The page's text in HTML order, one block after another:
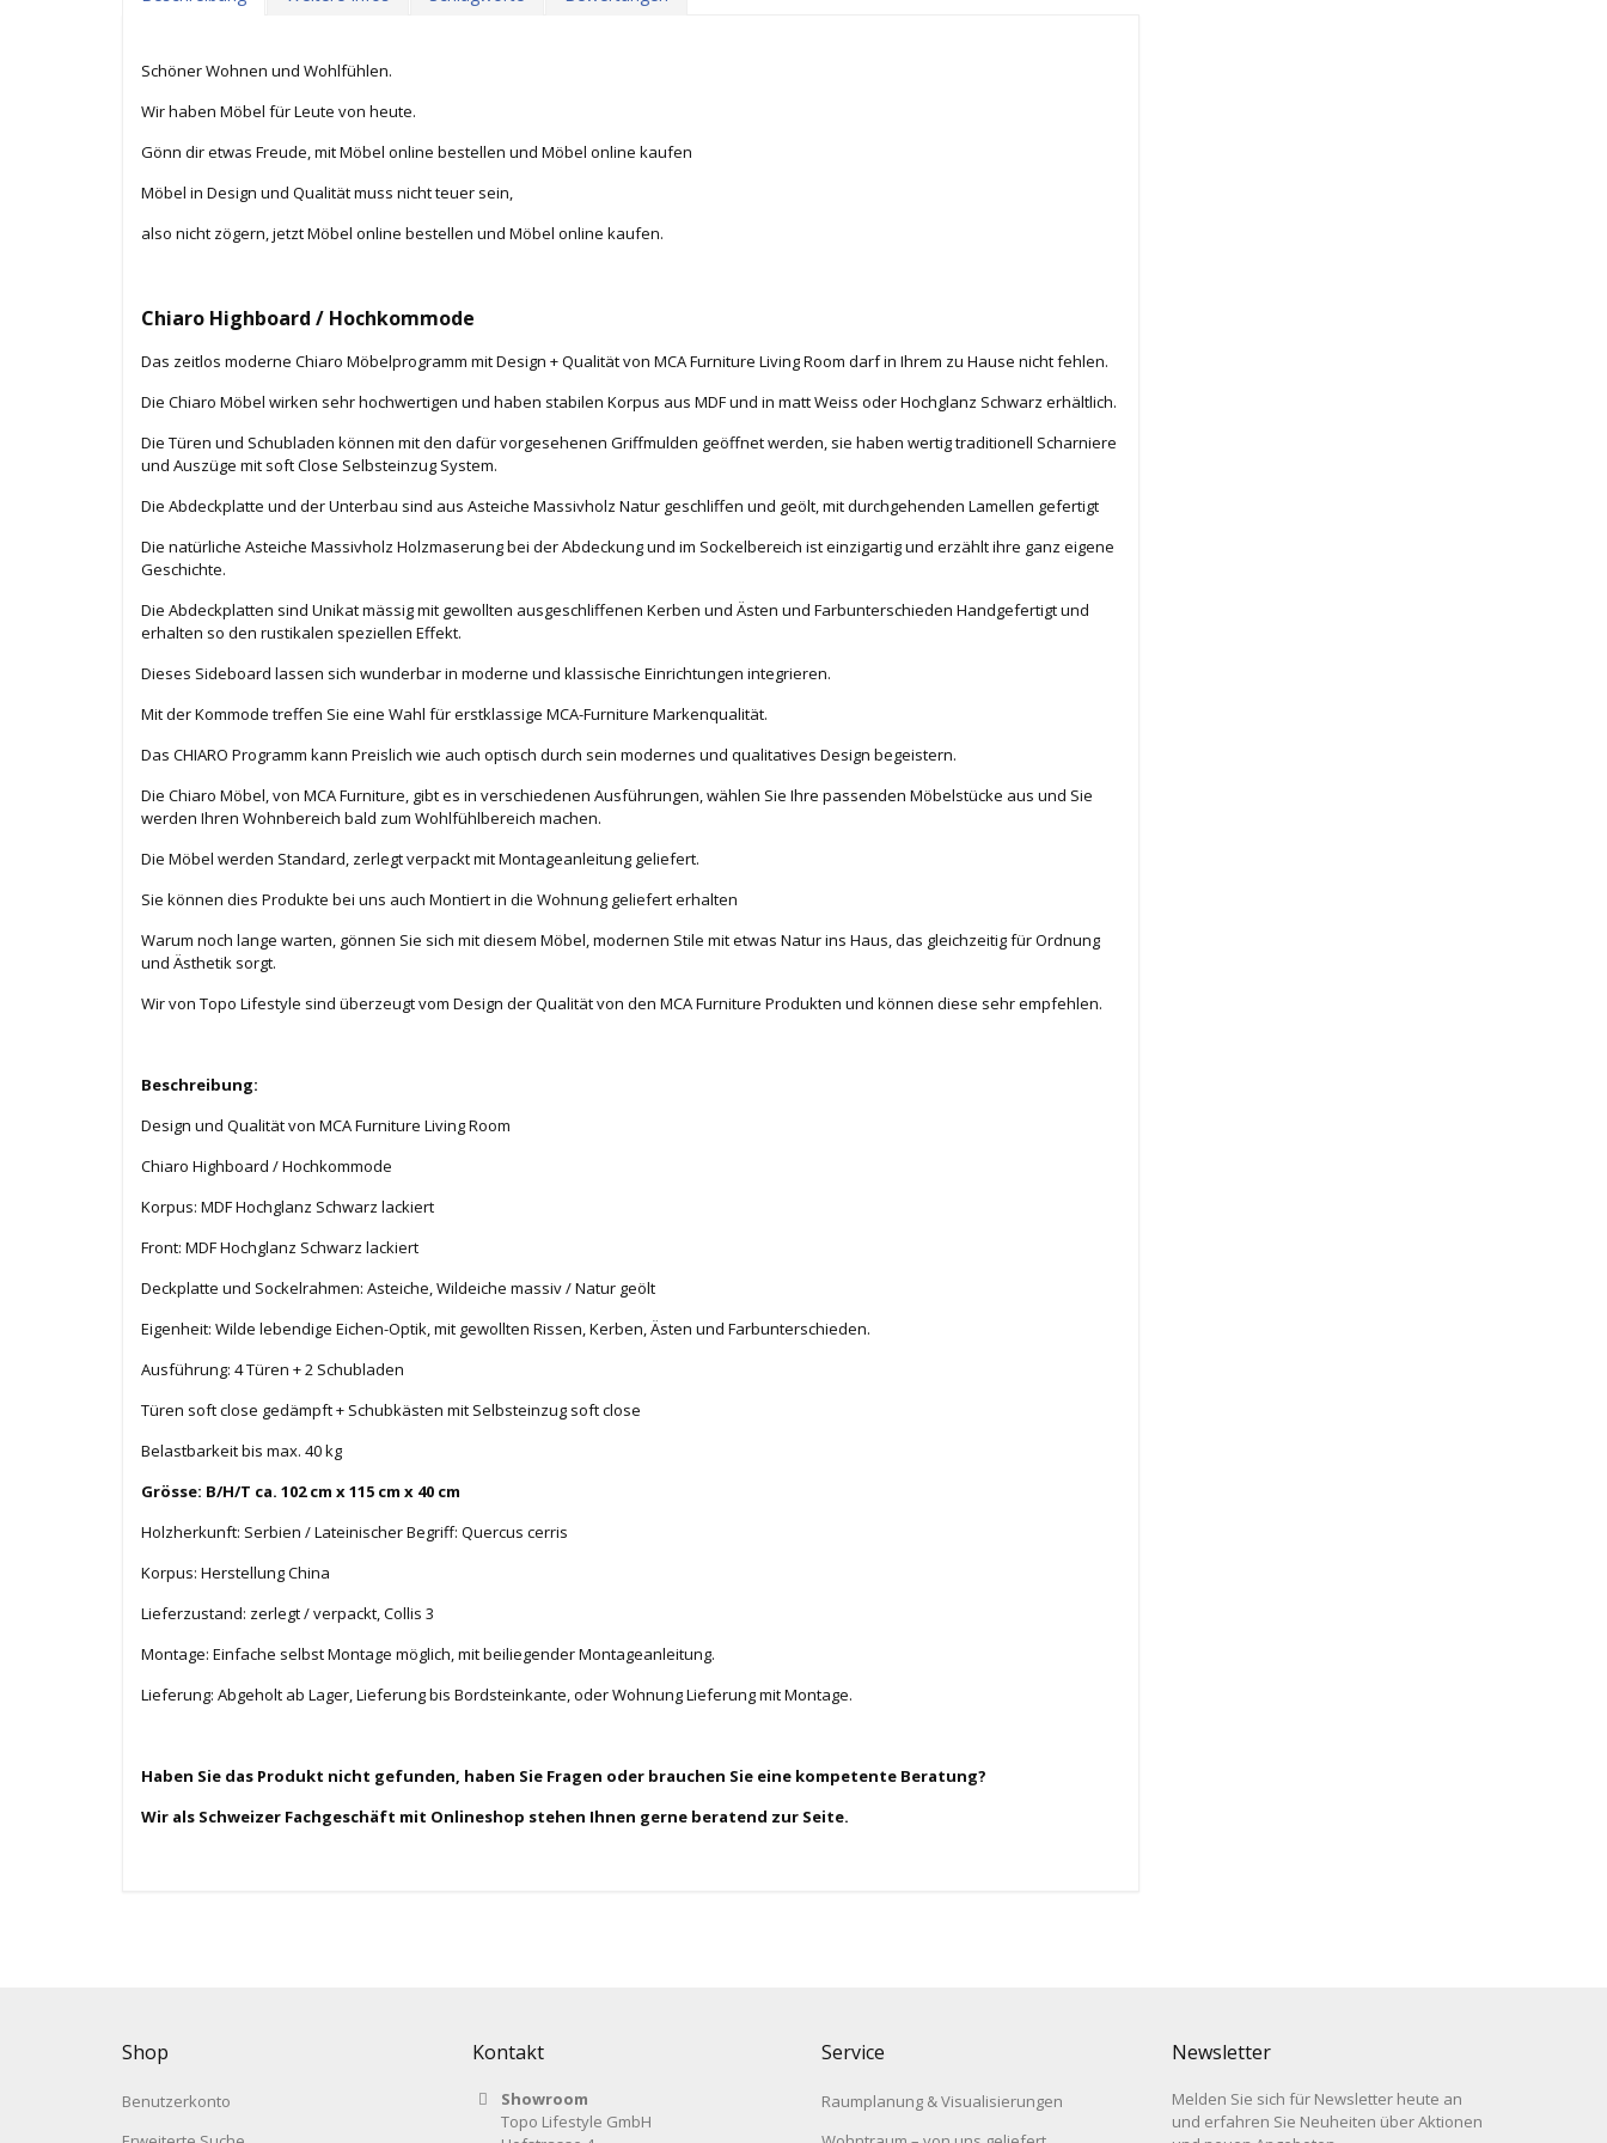
Schöner Wohnen und Wohlfühlen.
Wir haben Möbel für Leute von heute.
Gönn dir etwas Freude, mit Möbel online bestellen und Möbel online kaufen
Möbel in Design und Qualität muss nicht teuer sein,
also nicht zögern, jetzt Möbel online bestellen und Möbel online kaufen.
Chiaro Highboard / Hochkommode
Das zeitlos moderne Chiaro Möbelprogramm mit Design + Qualität von MCA Furniture Living Room darf in Ihrem zu Hause nicht fehlen.
Die Chiaro Möbel wirken sehr hochwertigen und haben stabilen Korpus aus MDF und in matt Weiss oder Hochglanz Schwarz erhältlich.
Die Türen und Schubladen können mit den dafür vorgesehenen Griffmulden geöffnet werden, sie haben wertig traditionell Scharniere
und Auszüge mit soft Close Selbsteinzug System.
Die Abdeckplatte und der Unterbau sind aus Asteiche Massivholz Natur geschliffen und geölt, mit durchgehenden Lamellen gefertigt
Die natürliche Asteiche Massivholz Holzmaserung bei der Abdeckung und im Sockelbereich ist einzigartig und erzählt ihre ganz eigene
Geschichte.
Die Abdeckplatten sind Unikat mässig mit gewollten ausgeschliffenen Kerben und Ästen und Farbunterschieden Handgefertigt und
erhalten so den rustikalen speziellen Effekt.
Dieses Sideboard lassen sich wunderbar in moderne und klassische Einrichtungen integrieren.
Mit der Kommode treffen Sie eine Wahl für erstklassige MCA-Furniture Markenqualität.
Das CHIARO Programm kann Preislich wie auch optisch durch sein modernes und qualitatives Design begeistern.
Die Chiaro Möbel, von MCA Furniture, gibt es in verschiedenen Ausführungen, wählen Sie Ihre passenden Möbelstücke aus und Sie
werden Ihren Wohnbereich bald zum Wohlfühlbereich machen.
Die Möbel werden Standard, zerlegt verpackt mit Montageanleitung geliefert.
Sie können dies Produkte bei uns auch Montiert in die Wohnung geliefert erhalten
Warum noch lange warten, gönnen Sie sich mit diesem Möbel, modernen Stile mit etwas Natur ins Haus, das gleichzeitig für Ordnung
und Ästhetik sorgt.
Wir von Topo Lifestyle sind überzeugt vom Design der Qualität von den MCA Furniture Produkten und können diese sehr empfehlen.
Beschreibung:
Design und Qualität von MCA Furniture Living Room
Chiaro Highboard / Hochkommode
Korpus: MDF Hochglanz Schwarz lackiert
Front: MDFHochglanz Schwarz lackiert
Deckplatte und Sockelrahmen: Asteiche, Wildeiche massiv / Natur geölt
Eigenheit: Wilde lebendige Eichen-Optik, mit gewollten Rissen, Kerben, Ästen und Farbunterschieden.
Ausführung: 4 Türen + 2 Schubladen
Türen soft close gedämpft + Schubkästen mit Selbsteinzug soft close
Belastbarkeit bis max. 40 kg
Grösse: B/H/T ca. 102 cm x 115 cm x 40 cm
Holzherkunft: Serbien / Lateinischer Begriff: Quercus cerris
Korpus: Herstellung China
Lieferzustand: zerlegt / verpackt, Collis 3
Montage: Einfache selbst Montage möglich, mit beiliegender Montageanleitung.
Lieferung: Abgeholt ab Lager, Lieferung bis Bordsteinkante, oder Wohnung Lieferung mit Montage.
Haben Sie das Produkt nicht gefunden, haben Sie Fragen oder brauchen Sie eine kompetente Beratung?
Wir als Schweizer Fachgeschäft mit Onlineshop stehen Ihnen gerne beratend zur Seite.
Shop
Benutzerkonto
Kontakt
Showroom
Topo Lifestyle GmbH
Service
Raumplanung & Visualisierungen
Newsletter
Melden Sie sich für Newsletter heute an
und erfahren Sie Neuheiten über Aktionen